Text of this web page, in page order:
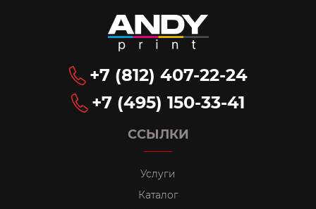
ССЫЛКИ
Услуги
Каталог
+7 (812) 407-22-24
+7 (495) 150-33-41